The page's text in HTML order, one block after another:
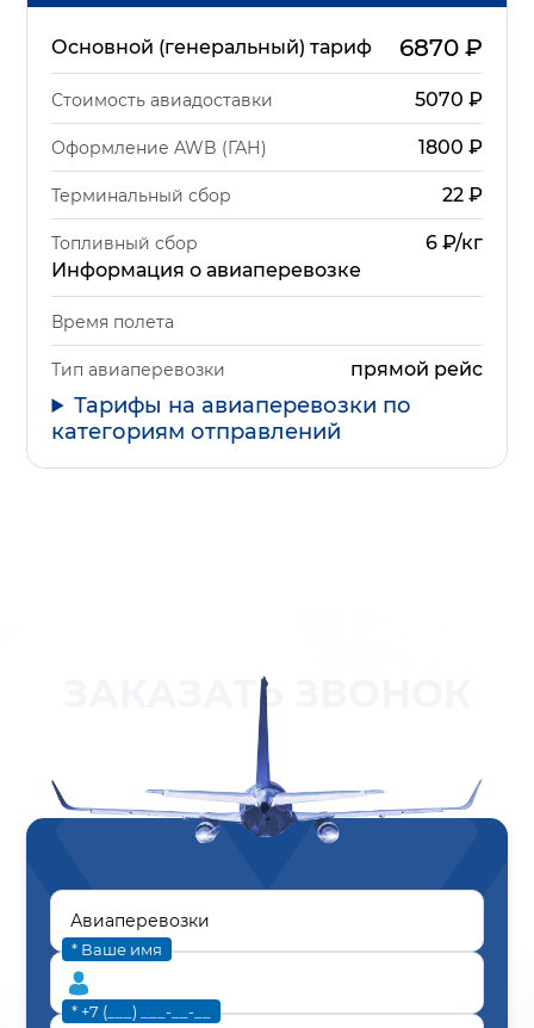
Основной (генеральный) тариф 6870₽
Стоимость авиадоставки 5070 ₽
Оформление AWB (ГАН) 1800 ₽
Терминальный сбор 22₽
Топливный сбор
6 ₽/кг
Информация о авиаперевозке
Время полета
Тип авиаперевозки прямой рейс
Тарифы на авиаперевозки по
категориям отправлений
ЗАКАЗАТЬ ЗВОНОК
* Ваше имя
* +7 (___) ___-__-__